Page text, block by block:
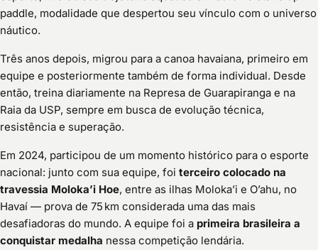
paddle, modalidade que despertou seu vínculo com o universo
náutico.
Três anos depois, migrou para a canoa havaiana, primeiro em
equipe e posteriormente também de forma individual. Desde
então, treina diariamente na Represa de Guarapiranga e na
Raia da USP, sempre em busca de evolução técnica,
resistência e superação.
Em 2024, participou de um momento histórico para o esporte
nacional: junto com sua equipe, foi terceiro colocado na
travessia Moloka’i Hoe, entre as ilhas Moloka’i e O’ahu, no
Havaí — prova de 75 km considerada uma das mais
desafiadoras do mundo. A equipe foi a primeira brasileira a
conquistar medalha nessa competição lendária.